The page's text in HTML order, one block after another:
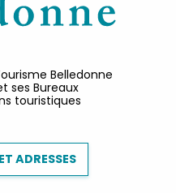
Belledonne
ses Bureaux
touristiques
ADRESSES